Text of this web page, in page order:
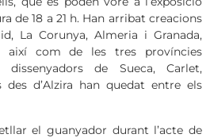
de 18 a 21 h. Han arribat creacions
La Corunya, Almeria i Granada,
així com de les tres províncies
dissenyadors de Sueca, Carlet,
des d’Alzira han quedat entre els
el guanyador durant l’acte de